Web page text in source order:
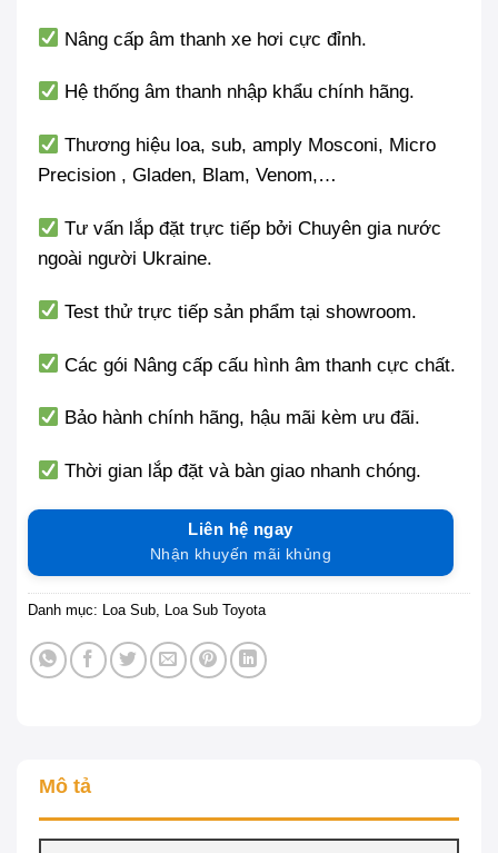
Nâng cấp âm thanh xe hơi cực đỉnh.
Hệ thống âm thanh nhập khẩu chính hãng.
Thương hiệu loa, sub, amply Mosconi, Micro
Precision , Gladen, Blam, Venom,…
Tư vấn lắp đặt trực tiếp bởi Chuyên gia nước
ngoài người Ukraine.
Test thử trực tiếp sản phẩm tại showroom.
Các gói Nâng cấp cấu hình âm thanh cực chất.
Bảo hành chính hãng, hậu mãi kèm ưu đãi.
Thời gian lắp đặt và bàn giao nhanh chóng.
Liên hệ ngay
Nhận khuyến mãi khủng
Danh mục: Loa Sub Loa Sub Toyota
Mô tả